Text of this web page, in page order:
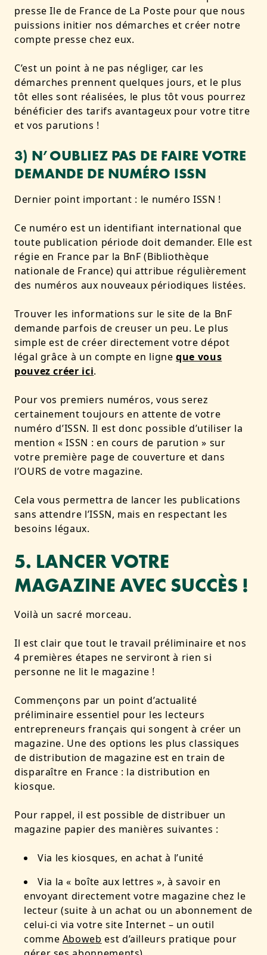
presse Ile de France de La Poste pour que nous
puissions initier nos démarches et créer notre
compte presse chez eux.
C’est un point à ne pas négliger, car les
démarches prennent quelques jours, et le plus
tôt elles sont réalisées, le plus tôt vous pourrez
bénéficier des tarifs avantageux pour votre titre
et vos parutions !
3) N’OUBLIEZ PAS DE FAIRE VOTRE
DEMANDE DE NUMÉRO ISSN
Dernier point important : le numéro ISSN !
Ce numéro est un identifiant international que
toute publication période doit demander. Elle est
régie en France par la BnF (Bibliothèque
nationale de France) qui attribue régulièrement
des numéros aux nouveaux périodiques listées.
Trouver les informations sur le site de la BnF
demande parfois de creuser un peu. Le plus
simple est de créer directement votre dépot
légal grâce à un compte en ligneque vous
pouvez créer ici.
Pour vos premiers numéros, vous serez
certainement toujours en attente de votre
numéro d’ISSN. Il est donc possible d’utiliser la
mention « ISSN : en cours de parution » sur
votre première page de couverture et dans
l’OURS de votre magazine.
Cela vous permettra de lancer les publications
sans attendre l’ISSN, mais en respectant les
besoins légaux.
5. LANCER VOTRE
MAGAZINE AVEC SUCCÈS !
Voilà un sacré morceau.
Il est clair que tout le travail préliminaire et nos
4 premières étapes ne serviront à rien si
personne ne lit le magazine !
Commençons par un point d’actualité
préliminaire essentiel pour les lecteurs
entrepreneurs français qui songent à créer un
magazine. Une des options les plus classiques
de distribution de magazine est en train de
disparaître en France : la distribution en
kiosque.
Pour rappel, il est possible de distribuer un
magazine papier des manières suivantes :
Via les kiosques, en achat à l’unité
Via la « boîte aux lettres », à savoir en
envoyant directement votre magazine chez le
lecteur (suite à un achat ou un abonnement de
celui-ci via votre site Internet – un outil
comme Aboweb est d’ailleurs pratique pour